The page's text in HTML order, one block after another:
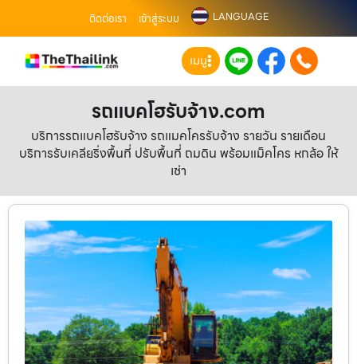
ติดต่อเรา เข้าสู่ระบบ LANGUAGE
เมนู
รถแบคโฮรับจ้าง.com
บริการรถแบคโฮรับจ้าง รถแมคโครรับจ้าง รายวัน รายเดือน
บริการรับเคลียริ่งพื้นที่ ปรับพื้นที่ ถมดิน พร้อมแม็คโคร หกล้อ ให้
เช่า